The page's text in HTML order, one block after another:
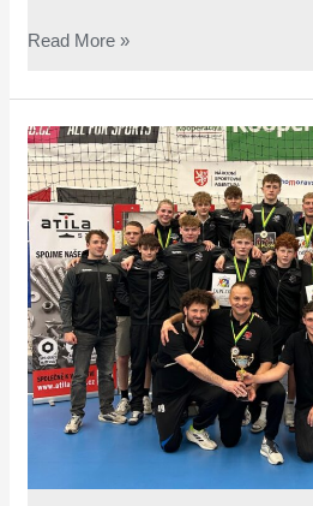
Read More »
Angerer
Ringer
erreichen
starken
3.
Platz
beim
Grand
Prix
Brno